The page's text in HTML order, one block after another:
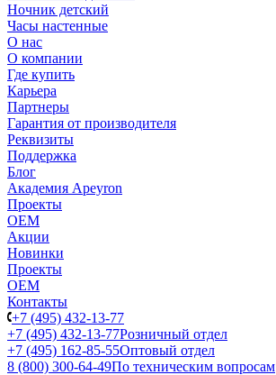
Ночник детский
Часы настенные
О нас
О компании
Где купить
Карьера
Партнеры
Гарантия от производителя
Реквизиты
Поддержка
Блог
Академия Apeyron
Проекты
ОЕМ
Акции
Новинки
Проекты
ОЕМ
Контакты
+7 (495) 432-13-77
+7 (495) 432-13-77Розничный отдел
+7 (495) 162-85-55Оптовый отдел
8 (800) 300-64-49По техническим вопросам